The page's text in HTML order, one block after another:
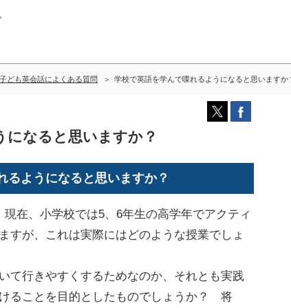
子ども英会話によくある質問 学校で英語を学んで喋れるようになると思いますか
になると思いますか？
ようになると思いますか？
在、小学校では5、6年生の高学年でアクティ
すが、これは実際にはどのような授業でしょ
て行きやすくするためなのか、それとも実践
ることを目的としたものでしょうか？ 将